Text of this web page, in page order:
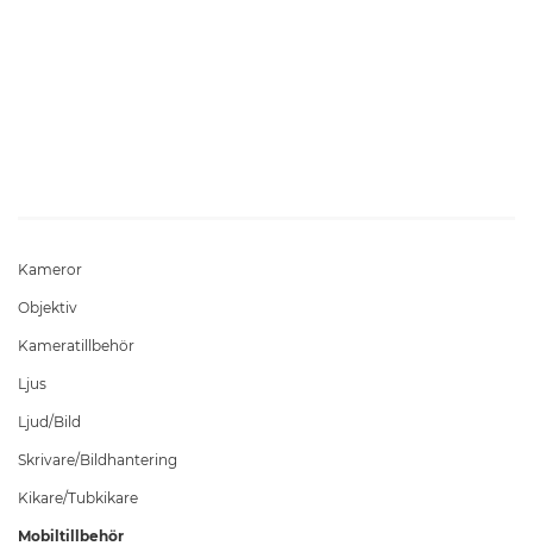
Kameror
Objektiv
Kameratillbehör
Ljus
Ljud/Bild
Skrivare/Bildhantering
Kikare/Tubkikare
Mobiltillbehör